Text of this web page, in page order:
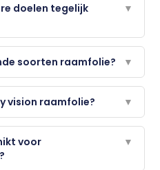
doelen tegelijk
▼
soorten raamfolie? ▼
vision raamfolie? ▼
voor
▼